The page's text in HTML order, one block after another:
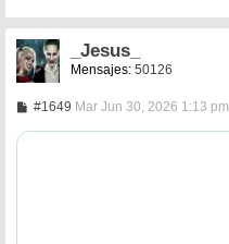
_Jesus_
Mensajes: 50126
#1649M
n
Mar Jun 30, 2026 1:13 pm